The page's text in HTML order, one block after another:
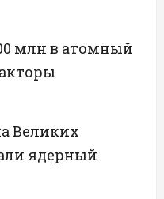
млн в атомный
Великих
ядерный